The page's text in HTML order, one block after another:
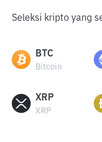
Seleksi kripto yang
BTC
Bitcoin
XRP
XRP